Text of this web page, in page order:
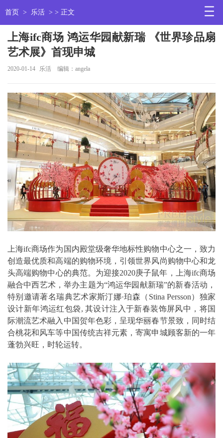
首页 > 乐活 > > 正文
上海ifc商场 鸿运华园献新瑞 《世界珍品扇
艺术展》首现申城
2020-01-14 乐活 编辑：angela
上海ifc商场作为国内殿堂级奢华地标性购物中心之一，致力
创造最优质和高端的购物环境，引领世界风尚购物中心和龙
头高端购物中心的典范。为迎接2020庚子鼠年，上海ifc商场
融合中西艺术，举办主题为“鸿运华园献新瑞”的新春活动，
特别邀请著名瑞典艺术家斯汀娜·珀森（Stina Persson）独家
设计新年鸿运红包袋, 其设计注入于新春装饰屏风中，将国
际潮流艺术融入中国贺年色彩，呈现华丽春节景致，同时结
合桃花和风车等中国传统吉祥元素，寄寓申城顾客新的一年
蓬勃兴旺，时轮运转。